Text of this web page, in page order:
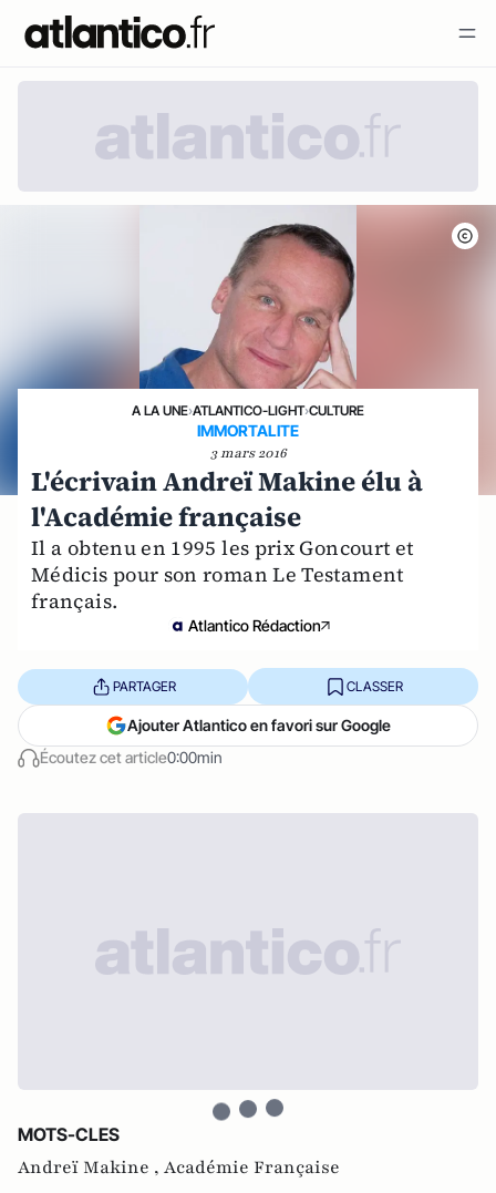
A LA UNE›ATLANTICO-LIGHT›CULTURE
IMMORTALITE
3 mars 2016
L'écrivain Andreï Makine élu à
l'Académie française
Il a obtenu en 1995 les prix Goncourt et
Médicis pour son roman Le Testament
français.
Atlantico Rédaction
Écoutez cet article0:00min
PARTAGER CLASSER
Ajouter Atlantico en favori sur Google
MOTS-CLES
Andreï Makine , Académie Française